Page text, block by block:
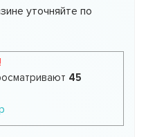
уточняйте по
45